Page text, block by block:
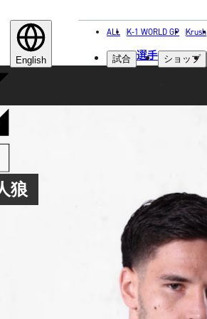
English
ALL K-1 WORLD GP Krush
試合 選手 ショップ
狼